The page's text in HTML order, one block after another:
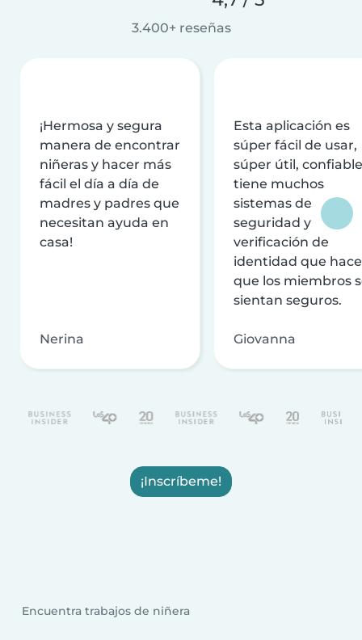
3.400+ reseñas
¡Hermosa y segura
manera de encontrar
niñeras y hacer más
fácil el día a día de
madres y padres que
necesitan ayuda en
casa!
Nerina
Esta aplicación es
súper fácil de usar,
súper útil,
tiene muchos
sistemas de
seguridad y
verificación de
identidad que
que los miembros
sientan seguros.
Giovanna
¡Inscríbeme!
Encuentra trabajos de niñera